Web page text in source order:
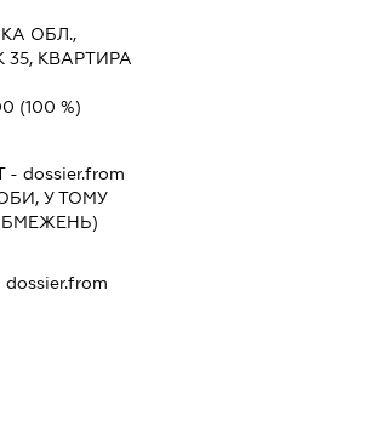
ОБЛ.,
КВАРТИРА
(100 %)
- dossier.from
У ТОМУ
dossier.from